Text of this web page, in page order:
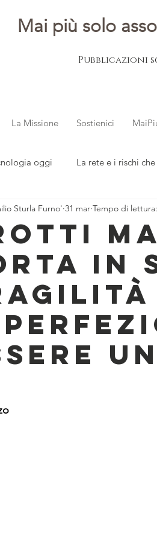
Mai più solo
Pubblicazioni
La Missione Sostienici
oggi La rete e i rischi che
Parola ai giovani L'esperto
in
Sturla Furno' 31 mar Tempo di